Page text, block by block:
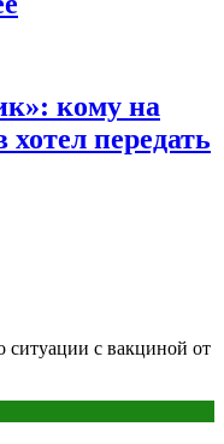
кому на
передать
ситуации с вакциной от